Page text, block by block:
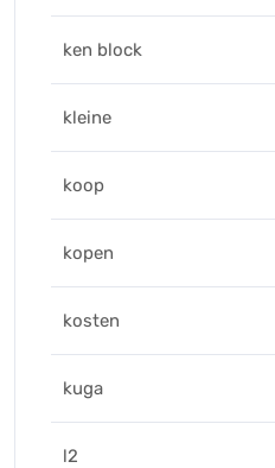
ken block
kleine
koop
kopen
kosten
kuga
l2